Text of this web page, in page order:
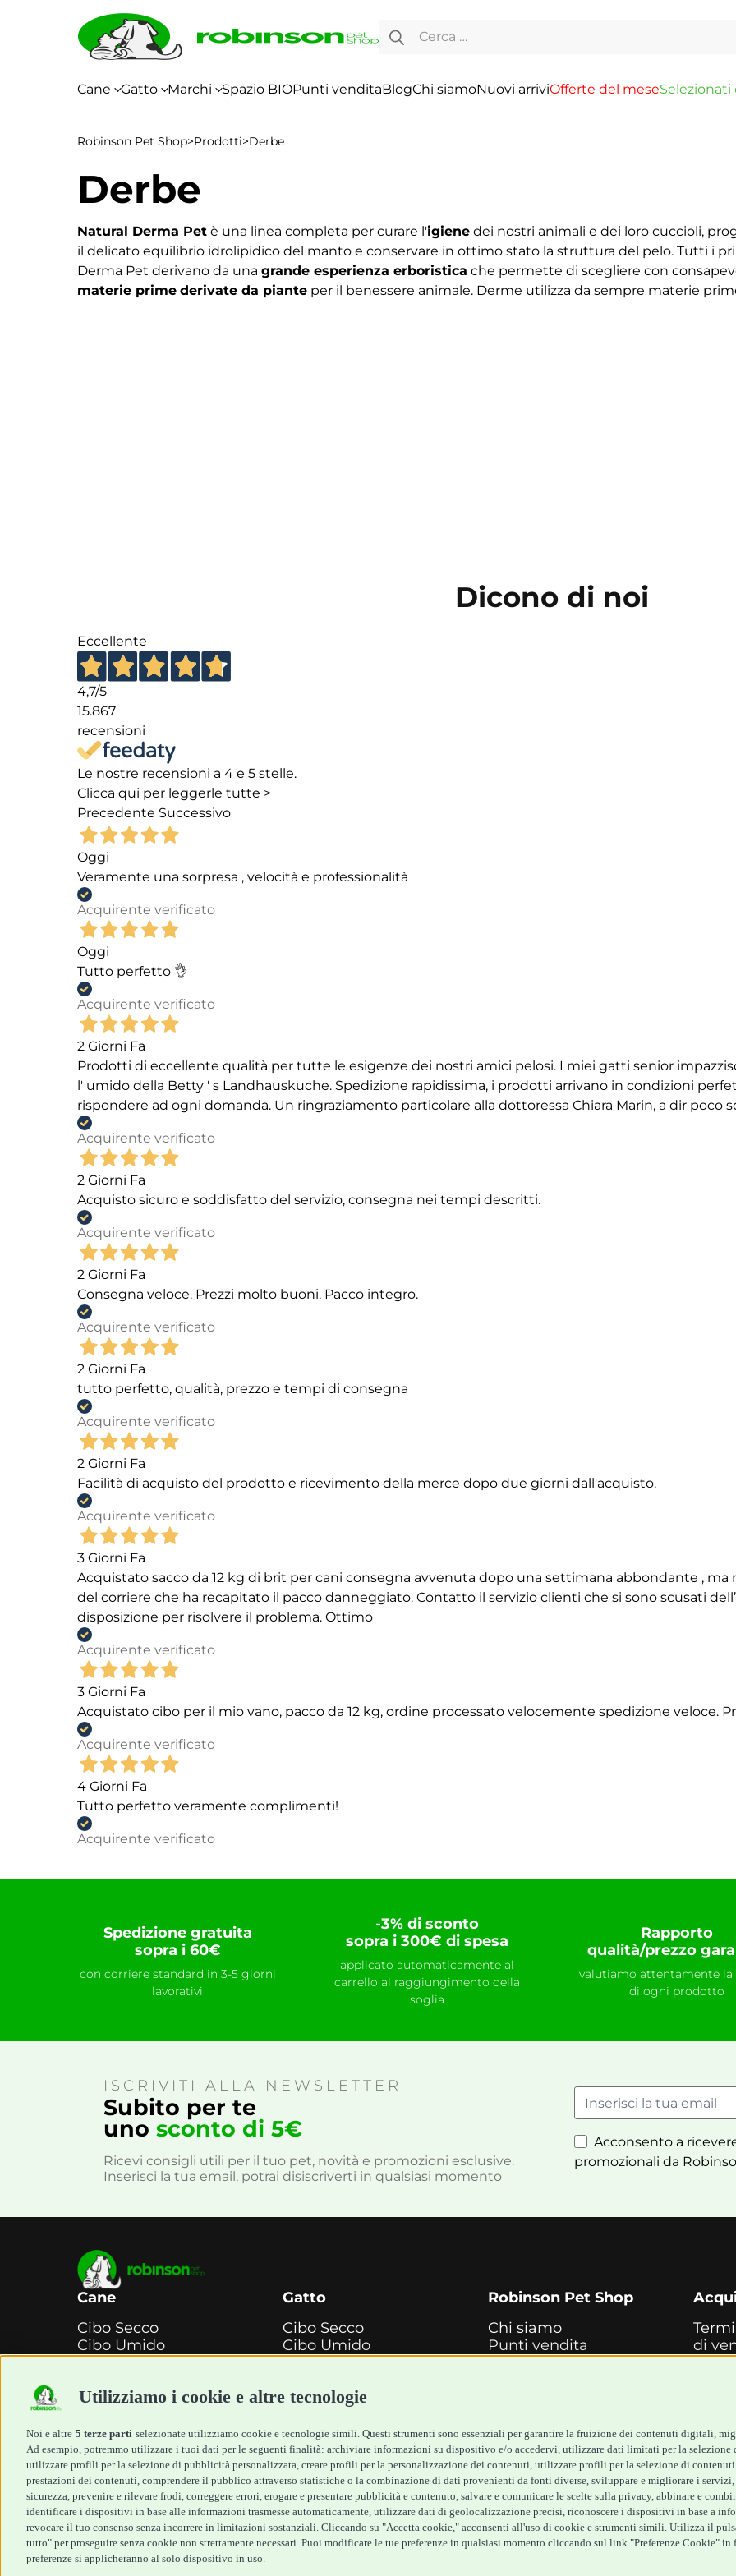
Utilizziamo i cookie e altre tecnologie
Noi e altre 5 terze parti selezionate utilizziamo cookie e tecnologie simili. Questi strumenti sono essenziali per garantire la fruizione dei contenuti digitali,
Ad esempio, potremmo utilizzare i tuoi dati per le seguenti finalità: archiviare informazioni su dispositivo e/o accedervi, utilizzare dati limitati per la
utilizzare profili per la selezione di pubblicità personalizzata, creare profili per la personalizzazione dei contenuti, utilizzare profili per la selezione di
prestazioni dei contenuti, comprendere il pubblico attraverso statistiche o la combinazione di dati provenienti da fonti diverse, sviluppare e migliorare i
sicurezza, prevenire e rilevare frodi, correggere errori, erogare e presentare pubblicità e contenuto, salvare e comunicare le scelte sulla privacy, abbinare e
identificare i dispositivi in base alle informazioni trasmesse automaticamente, utilizzare dati di geolocalizzazione precisi, riconoscere i dispositivi in base a
revocare il tuo consenso senza incorrere in limitazioni sostanziali. Cliccando su "Accetta cookie," acconsenti all'uso di cookie e strumenti simili. Utilizza il
tutto" per proseguire senza cookie non strettamente necessari. Puoi modificare le tue preferenze in qualsiasi momento cliccando sul link "Preferenze Cookie"
preferenze si applicheranno al solo dispositivo in uso.
Ricerca per:
Cane
Secco
Veterinarie
Mini
Umido
e
Quality
Masticazione
e
Gatto
Secco
Umido
Masticazione
Veterinarie
e
e
Quality
Marchi Spazio BIOPunti venditaBlogChi siamoNuovi arriviOfferte del meseSelezionati
Robinson Pet Shop>Prodotti>Derbe
Derbe
Natural Derma Pet è una linea completa per curare l'igiene dei nostri animali e dei loro cuccioli,
il delicato equilibrio idrolipidico del manto e conservare in ottimo stato la struttura del pelo. Tutti i
Derma Pet derivano da unagrande esperienza erboristica che permette di scegliere con
materie prime derivate da piante per il benessere animale. Derme utilizza da sempre materie
Dicono di noi
Eccellente
4,7/5
15.867
recensioni
Le nostre recensioni a 4 e 5 stelle.
Clicca qui per leggerle tutte >
Precedente Successivo
Oggi
Veramente una sorpresa , velocità e professionalità
Acquirente verificato
Oggi
Tutto perfetto 👌
Acquirente verificato
2 Giorni Fa
Prodotti di eccellente qualità per tutte le esigenze dei nostri amici pelosi. I miei gatti senior
l' umido della Betty ' s Landhauskuche. Spedizione rapidissima, i prodotti arrivano in condizioni
rispondere ad ogni domanda. Un ringraziamento particolare alla dottoressa Chiara Marin, a dir poco
Acquirente verificato
2 Giorni Fa
Acquisto sicuro e soddisfatto del servizio, consegna nei tempi descritti.
Acquirente verificato
2 Giorni Fa
Consegna veloce. Prezzi molto buoni. Pacco integro.
Acquirente verificato
2 Giorni Fa
tutto perfetto, qualità, prezzo e tempi di consegna
Acquirente verificato
2 Giorni Fa
Facilità di acquisto del prodotto e ricevimento della merce dopo due giorni dall'acquisto.
Acquirente verificato
3 Giorni Fa
Acquistato sacco da 12 kg di brit per cani consegna avvenuta dopo una settimana abbondante , ma
del corriere che ha recapitato il pacco danneggiato. Contatto il servizio clienti che si sono scusati
disposizione per risolvere il problema. Ottimo
Acquirente verificato
3 Giorni Fa
Acquistato cibo per il mio vano, pacco da 12 kg, ordine processato velocemente spedizione veloce.
Acquirente verificato
4 Giorni Fa
Tutto perfetto veramente complimenti!
Acquirente verificato
Spedizione gratuita
sopra i 60€
con corriere standard in 3-5 giorni
lavorativi
-3% di sconto
sopra i 300€ di spesa
applicato automaticamente al
carrello al raggiungimento della
soglia
Rapporto
qualità/prezzo
valutiamo attentamente la
di ogni prodotto
ISCRIVITI ALLA NEWSLETTER
Subito per te
unosconto di 5€
Ricevi consigli utili per il tuo pet, novità e promozioni esclusive.
Inserisci la tua email, potrai disiscriverti in qualsiasi momento
Acconsento a
promozionali da
Cane
Cibo Secco
Cibo Umido
Snack e
Diete Veterinarie
Igiene e Pulizia
Accessori
Cani Mini
Top Quality
Gatto
Cibo Secco
Cibo Umido
Snack e
Diete Veterinarie
Igiene e Pulizia
Accessori
Top Quality
Robinson Pet Shop
Chi siamo
Punti vendita
Marchi
Offerte
Promozioni
Recensioni Feedaty
di
Robinson Pet Shop S.r.l.
Via V. Giovanni Schiaparelli, 21 – 47122 Forlì (FC)